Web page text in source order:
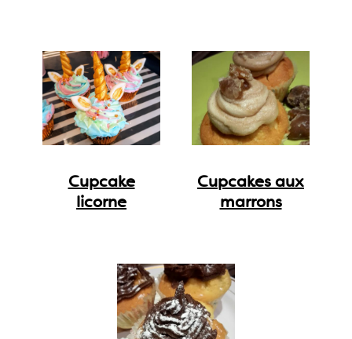
Cupcake
licorne
Cupcakes aux
marrons